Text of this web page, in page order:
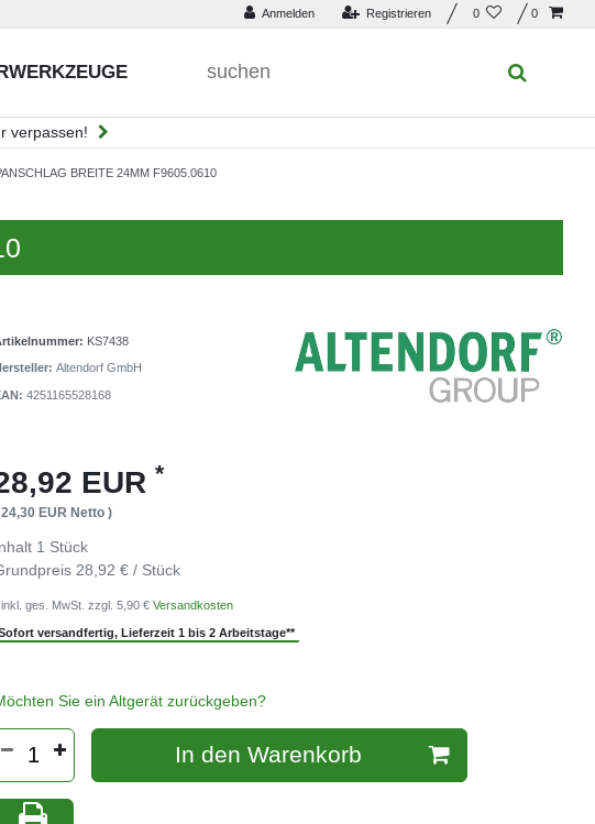
Anmelden Registrieren 0 0
verpassen!
BREITE 24MM F9605.0610
KS7438
Altendorf GmbH
4251165528168
EUR *
EUR Netto )
1 Stück
28,92 € / Stück
ges. MwSt. zzgl. 5,90 € Versandkosten
versandfertig, Lieferzeit 1 bis 2 Arbeitstage**
Sie ein Altgerät zurückgeben?
In den Warenkorb